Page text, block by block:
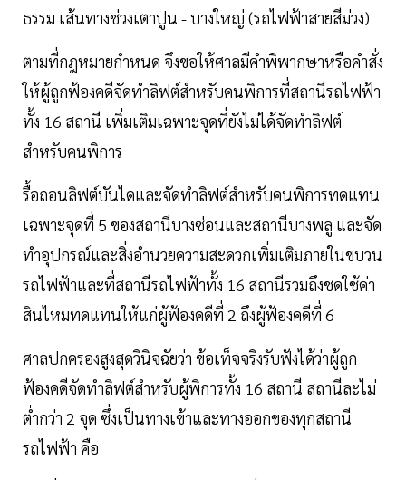
ธรรม เส้นทางช่วงเตาปูน - บางใหญ่ (รถไฟฟ้าสายสีม่วง)
ตามที่กฎหมายกำหนด จึงขอให้ศาลมีคำพิพากษาหรือคำสั่ง
ให้ผู้ถูกฟ้องคดีจัดทำลิฟต์สำหรับคนพิการที่สถานีรถไฟฟ้า
ทั้ง 16 สถานี เพิ่มเติมเฉพาะจุดที่ยังไม่ได้จัดทำลิฟต์
สำหรับคนพิการ
รื้อถอนลิฟต์บันไดและจัดทำลิฟต์สำหรับคนพิการทดแทน
เฉพาะจุดที่ 5 ของสถานีบางซ่อนและสถานีบางพลู และจัด
ทำอุปกรณ์และสิ่งอำนวยความสะดวกเพิ่มเติมภายในขบวน
รถไฟฟ้าและที่สถานีรถไฟฟ้าทั้ง 16 สถานีรวมถึงชดใช้ค่า
สินไหมทดแทนให้แก่ผู้ฟ้องคดีที่ 2 ถึงผู้ฟ้องคดีที่ 6
ศาลปกครองสูงสุดวินิจฉัยว่า ข้อเท็จจริงรับฟังได้ว่าผู้ถูก
ฟ้องคดีจัดทำลิฟต์สำหรับผู้พิการทั้ง 16 สถานี สถานีละไม่
ต่ำกว่า 2 จุด ซึ่งเป็นทางเข้าและทางออกของทุกสถานี
รถไฟฟ้า คือ